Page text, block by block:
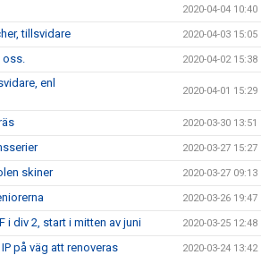
2020-04-04 10:40
tillsvidare 2020-04-03 15:05
oss. 2020-04-02 15:38
enl
2020-04-01 15:29
2020-03-30 13:51
2020-03-27 15:27
skiner 2020-03-27 09:13
2020-03-26 19:47
i div 2, start i mitten av juni 2020-03-25 12:48
på väg att renoveras 2020-03-24 13:42